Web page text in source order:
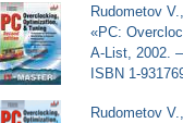
Rudometov
«PC:
A-List, 2002.
ISBN 1-
Rudometov